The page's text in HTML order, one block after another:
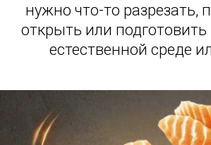
нужно что-то разрезать,
открыть или
естественной среде